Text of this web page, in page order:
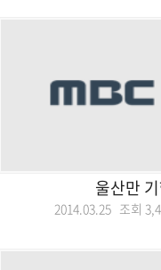
울산만
2014.03.25 조회